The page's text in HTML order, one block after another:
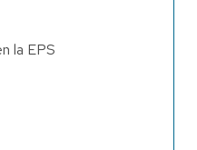
la EPS